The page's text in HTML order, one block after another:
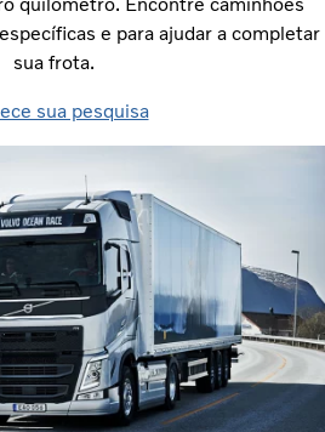
e para ajudar a completar
sua frota.
sua pesquisa